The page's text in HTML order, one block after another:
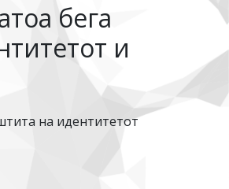
бега
и
на идентитетот